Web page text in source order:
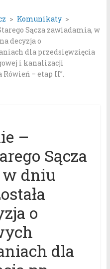
> Komunikaty >
Sącza zawiadamia, w
decyzja o
dla przedsięwzięcia
i kanalizacji
– etap II”.
–
Sącza
w dniu
o
dla